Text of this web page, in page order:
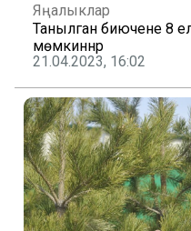
Яңалыклар
Танылган биючене 8
мөмкиннәр
21.04.2023, 16:02